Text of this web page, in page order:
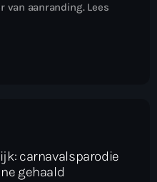
van aanranding. Lees
carnavalsparodie
gehaald